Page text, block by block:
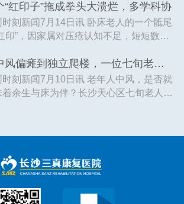
沙梅溪湖三真康复医院完成了这场“突
遭遇车祸致颈髓损伤后，他...【详细】
“红印子”拖成拳头大溃烂，多学科协
新闻7月14日讯 卧床老人的一个骶尾
印”，因家属对压疮认知不足，短短数月
长沙梅溪湖三真康复医院收治了一位合并
、骨折、糖尿病等多种基础病... 【详细】
从中风偏瘫到独立爬楼，一位七旬老人的康
新闻7月10日讯 老年人中风，是否就
着余生与床为伴？长沙天心区七旬老人贺
医院通过系统康复训练，重新夺回...【详